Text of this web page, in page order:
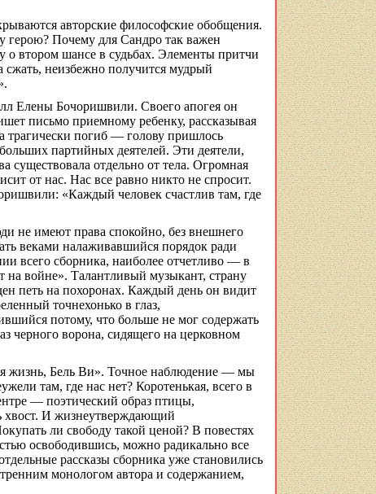
авторские философские обобщения.
герою? Почему для Сандро так важен
втором шансе в судьбах. Элементы притчи
сжать, неизбежно получится мудрый
Елены Бочоришвили. Своего апогея он
письмо приемному ребенку, рассказывая
трагически погиб — голову пришлось
партийных деятелей. Эти деятели,
существовала отдельно от тела. Огромная
от нас. Нас все равно никто не спросит.
: «Каждый человек счастлив там, где
не имеют права спокойно, без внешнего
веками налаживавшийся порядок ради
всего сборника, наиболее отчетливо — в
на войне». Талантливый музыкант, страну
петь на похоронах. Каждый день он видит
точнехонько в глаз,
потому, что больше не мог содержать
черного ворона, сидящего на церковном
жизнь, Бель Ви». Точное наблюдение — мы
там, где нас нет? Коротенькая, всего в
— поэтический образ птицы,
хвост. И жизнеутверждающий
ли свободу такой ценой? В повестях
освободившись, можно радикально все
рассказы сборника уже становились
монологом автора и содержанием,